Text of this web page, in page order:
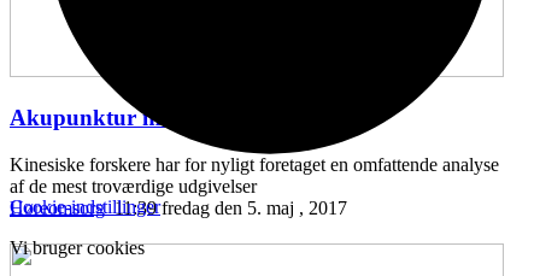
Akupunktur mod hørenedsættelse
Kinesiske forskere har for nyligt foretaget en omfattende analyse
af de mest troværdige udgivelser
Høreomsorg 11:39 fredag den 5. maj , 2017
Cookie-indstillinger
Vi bruger cookies